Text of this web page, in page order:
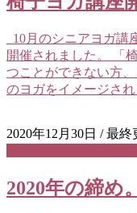
10月のシニアヨガ講
開催されました。 「
つことができない方
のヨガをイメージさ
2020年12月30日 / 最終
2020年の締め。